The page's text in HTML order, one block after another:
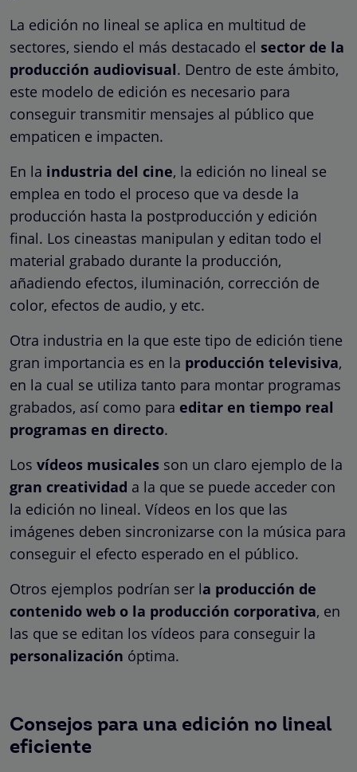
La edición no lineal se aplica en multitud de
sectores, siendo el más destacado el sector de la
producción audiovisual. Dentro de este ámbito,
este modelo de edición es necesario para
conseguir transmitir mensajes al público que
empaticen e impacten.
En la industria del cine, la edición no lineal se
emplea en todo el proceso que va desde la
producción hasta la postproducción y edición
final. Los cineastas manipulan y editan todo el
material grabado durante la producción,
añadiendo efectos, iluminación, corrección de
color, efectos de audio, y etc.
Otra industria en la que este tipo de edición tiene
gran importancia es en la producción televisiva,
en la cual se utiliza tanto para montar programas
grabados, así como para editar en tiempo real
programas en directo.
Los vídeos musicales son un claro ejemplo de la
gran creatividad a la que se puede acceder con
la edición no lineal. Vídeos en los que las
imágenes deben sincronizarse con la música para
conseguir el efecto esperado en el público.
Otros ejemplos podrían ser la producción de
contenido web o la producción corporativa, en
las que se editan los vídeos para conseguir la
personalización óptima.
Consejos para una edición no lineal
eficiente